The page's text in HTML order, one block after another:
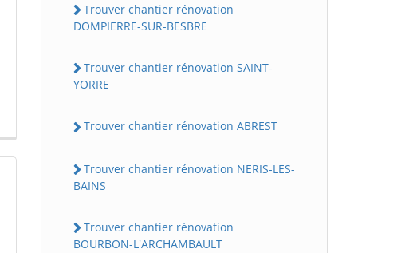
Trouver chantier rénovation
DOMPIERRE-SUR-BESBRE
Trouver chantier rénovation SAINT-
YORRE
Trouver chantier rénovation ABREST
Trouver chantier rénovation NERIS-LES-
BAINS
Trouver chantier rénovation
BOURBON-L'ARCHAMBAULT